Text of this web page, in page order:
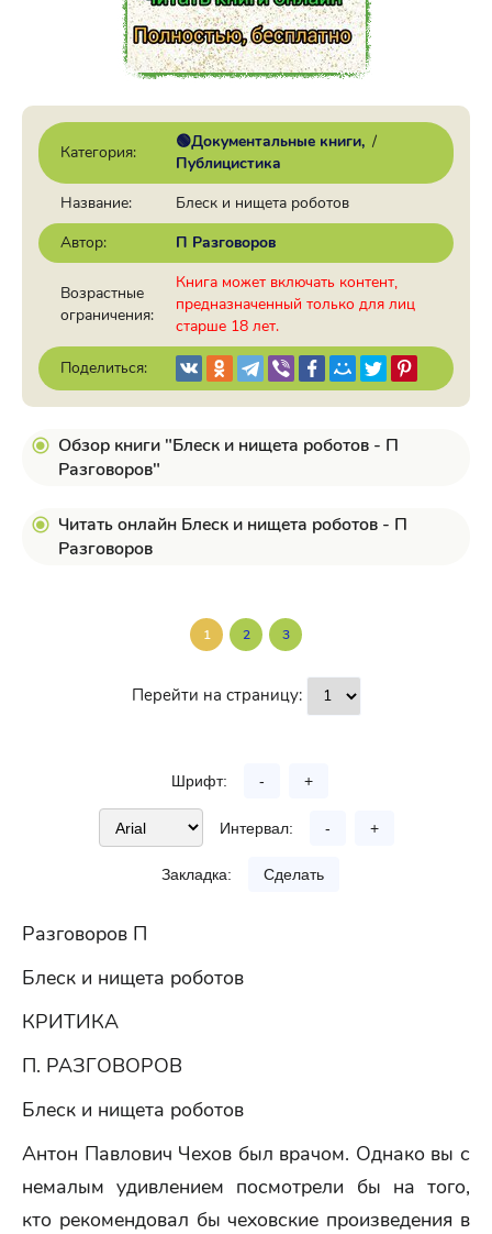
Категория:
🟢Документальные книги /
Публицистика
Название:
Блеск и нищета роботов
Автор:
П Разговоров
Возрастные
ограничения:
Книга может включать контент,
предназначенный только для лиц
старше 18 лет.
Поделиться:
Обзор книги "Блеск и нищета роботов - П
Разговоров"
Читать онлайн Блеск и нищета роботов - П
Разговоров
1 2 3
Перейти на страницу:
Шрифт: - +
Интервал: - +
Закладка: Сделать
Разговоров П
Блеск и нищета роботов
КРИТИКА
П. РАЗГОВОРОВ
Блеск и нищета роботов
Антон Павлович Чехов был врачом. Однако вы с
немалым удивлением посмотрели бы на того,
кто рекомендовал бы чеховские произведения в